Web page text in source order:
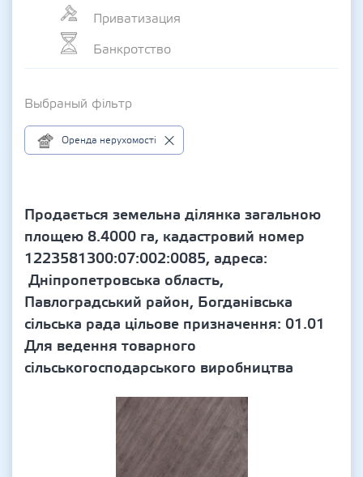
Приватизация
Банкротство
Выбраный фільтр
Оренда нерухомості
Продається земельна ділянка загальною
площею 8.4000 га, кадастровий номер
1223581300:07:002:0085, адреса:
Дніпропетровська область,
Павлоградський район, Богданівська
сільська рада цільове призначення: 01.01
Для ведення товарного
сільськогосподарського виробництва